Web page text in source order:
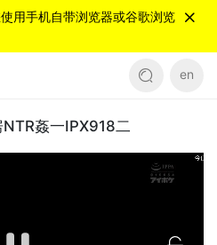
用手机自带浏览器或谷歌浏览
en
姦一IPX918二